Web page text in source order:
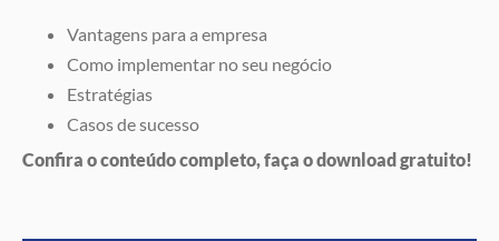
Vantagens para a empresa
Como implementar no seu negócio
Estratégias
Casos de sucesso
Confira o conteúdo completo, faça o download gratuito!